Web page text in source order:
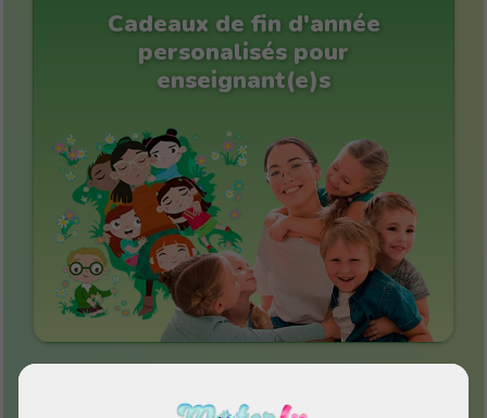
Cadeaux de fin d'année
personalisés pour
enseignant(e)s